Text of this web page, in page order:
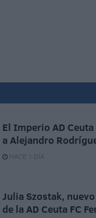
El Imperio AD
a Alejandro
HACE 1 DÍA
Julia Szostak,
de la AD Ceuta FC